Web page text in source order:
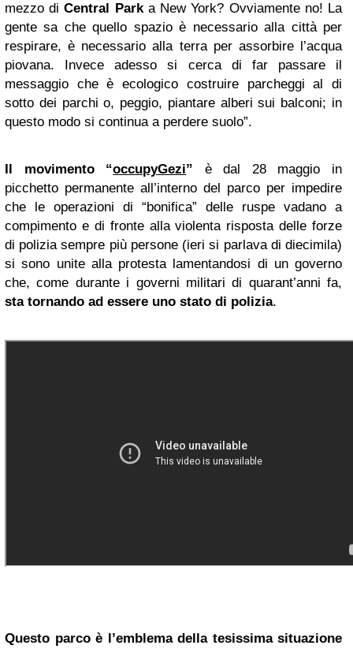
mezzo diCentral Parka New York? Ovviamente no! La
gente sa che quello spazio è necessario alla città per
respirare, è necessario alla terra per assorbire l’acqua
piovana. Invece adesso si cerca di far passare il
messaggio che è ecologico costruire parcheggi al di
sotto dei parchi o, peggio, piantare alberi sui balconi; in
questo modo si continua a perdere suolo”.
Il movimento “occupyGezi” è dal 28 maggio in
picchetto permanente all’interno del parco per impedire
che le operazioni di “bonifica” delle ruspe vadano a
compimento e di fronte alla violenta risposta delle forze
di polizia sempre più persone (ieri si parlava di diecimila)
si sono unite alla protesta lamentandosi di un governo
che, come durante i governi militari di quarant’anni fa,
sta tornando ad essere uno stato di polizia.
Questo parco è l’emblema della tesissima situazione